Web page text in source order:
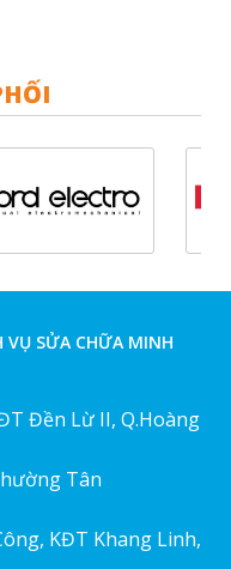
VỤ SỬA CHỮA MINH
Đền Lừ II, Q.Hoàng
Tân
KĐT Khang Linh,